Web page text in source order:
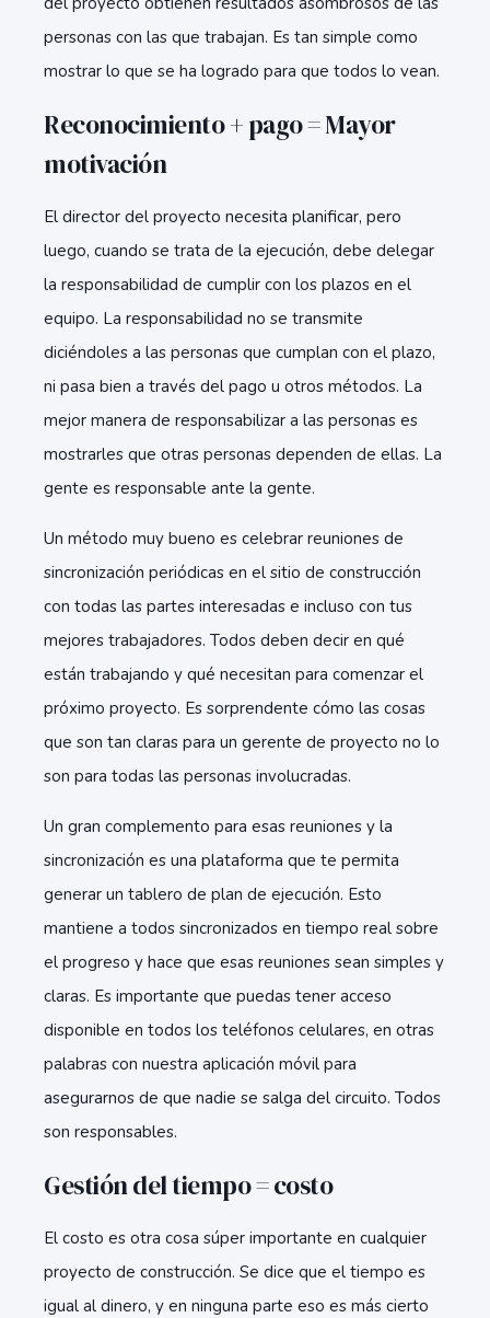
personas con las que trabajan. Es tan simple como
mostrar lo que se ha logrado para que todos lo vean.
Reconocimiento + pago = Mayor
motivación
El director del proyecto necesita planificar, pero
luego, cuando se trata de la ejecución, debe delegar
la responsabilidad de cumplir con los plazos en el
equipo. La responsabilidad no se transmite
diciéndoles a las personas que cumplan con el plazo,
ni pasa bien a través del pago u otros métodos. La
mejor manera de responsabilizar a las personas es
mostrarles que otras personas dependen de ellas. La
gente es responsable ante la gente.
Un método muy bueno es celebrar reuniones de
sincronización periódicas en el sitio de construcción
con todas las partes interesadas e incluso con tus
mejores trabajadores. Todos deben decir en qué
están trabajando y qué necesitan para comenzar el
próximo proyecto. Es sorprendente cómo las cosas
que son tan claras para un gerente de proyecto no lo
son para todas las personas involucradas.
Un gran complemento para esas reuniones y la
sincronización es una plataforma que te permita
generar un tablero de plan de ejecución. Esto
mantiene a todos sincronizados en tiempo real sobre
el progreso y hace que esas reuniones sean simples y
claras. Es importante que puedas tener acceso
disponible en todos los teléfonos celulares, en otras
palabras con nuestra aplicación móvil para
asegurarnos de que nadie se salga del circuito. Todos
son responsables.
Gestión del tiempo = costo
El costo es otra cosa súper importante en cualquier
proyecto de construcción. Se dice que el tiempo es
igual al dinero, y en ninguna parte eso es más cierto